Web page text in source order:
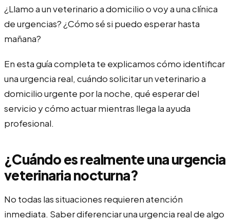
¿Llamo a un veterinario a domicilio o voy a una clínica
de urgencias? ¿Cómo sé si puedo esperar hasta
mañana?
En esta guía completa te explicamos cómo identificar
una urgencia real, cuándo solicitar un veterinario a
domicilio urgente por la noche, qué esperar del
servicio y cómo actuar mientras llega la ayuda
profesional.
¿Cuándo es realmente una urgencia
veterinaria nocturna?
No todas las situaciones requieren atención
inmediata. Saber diferenciar una urgencia real de algo